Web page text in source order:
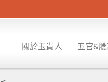
關於玉貴人 五官&